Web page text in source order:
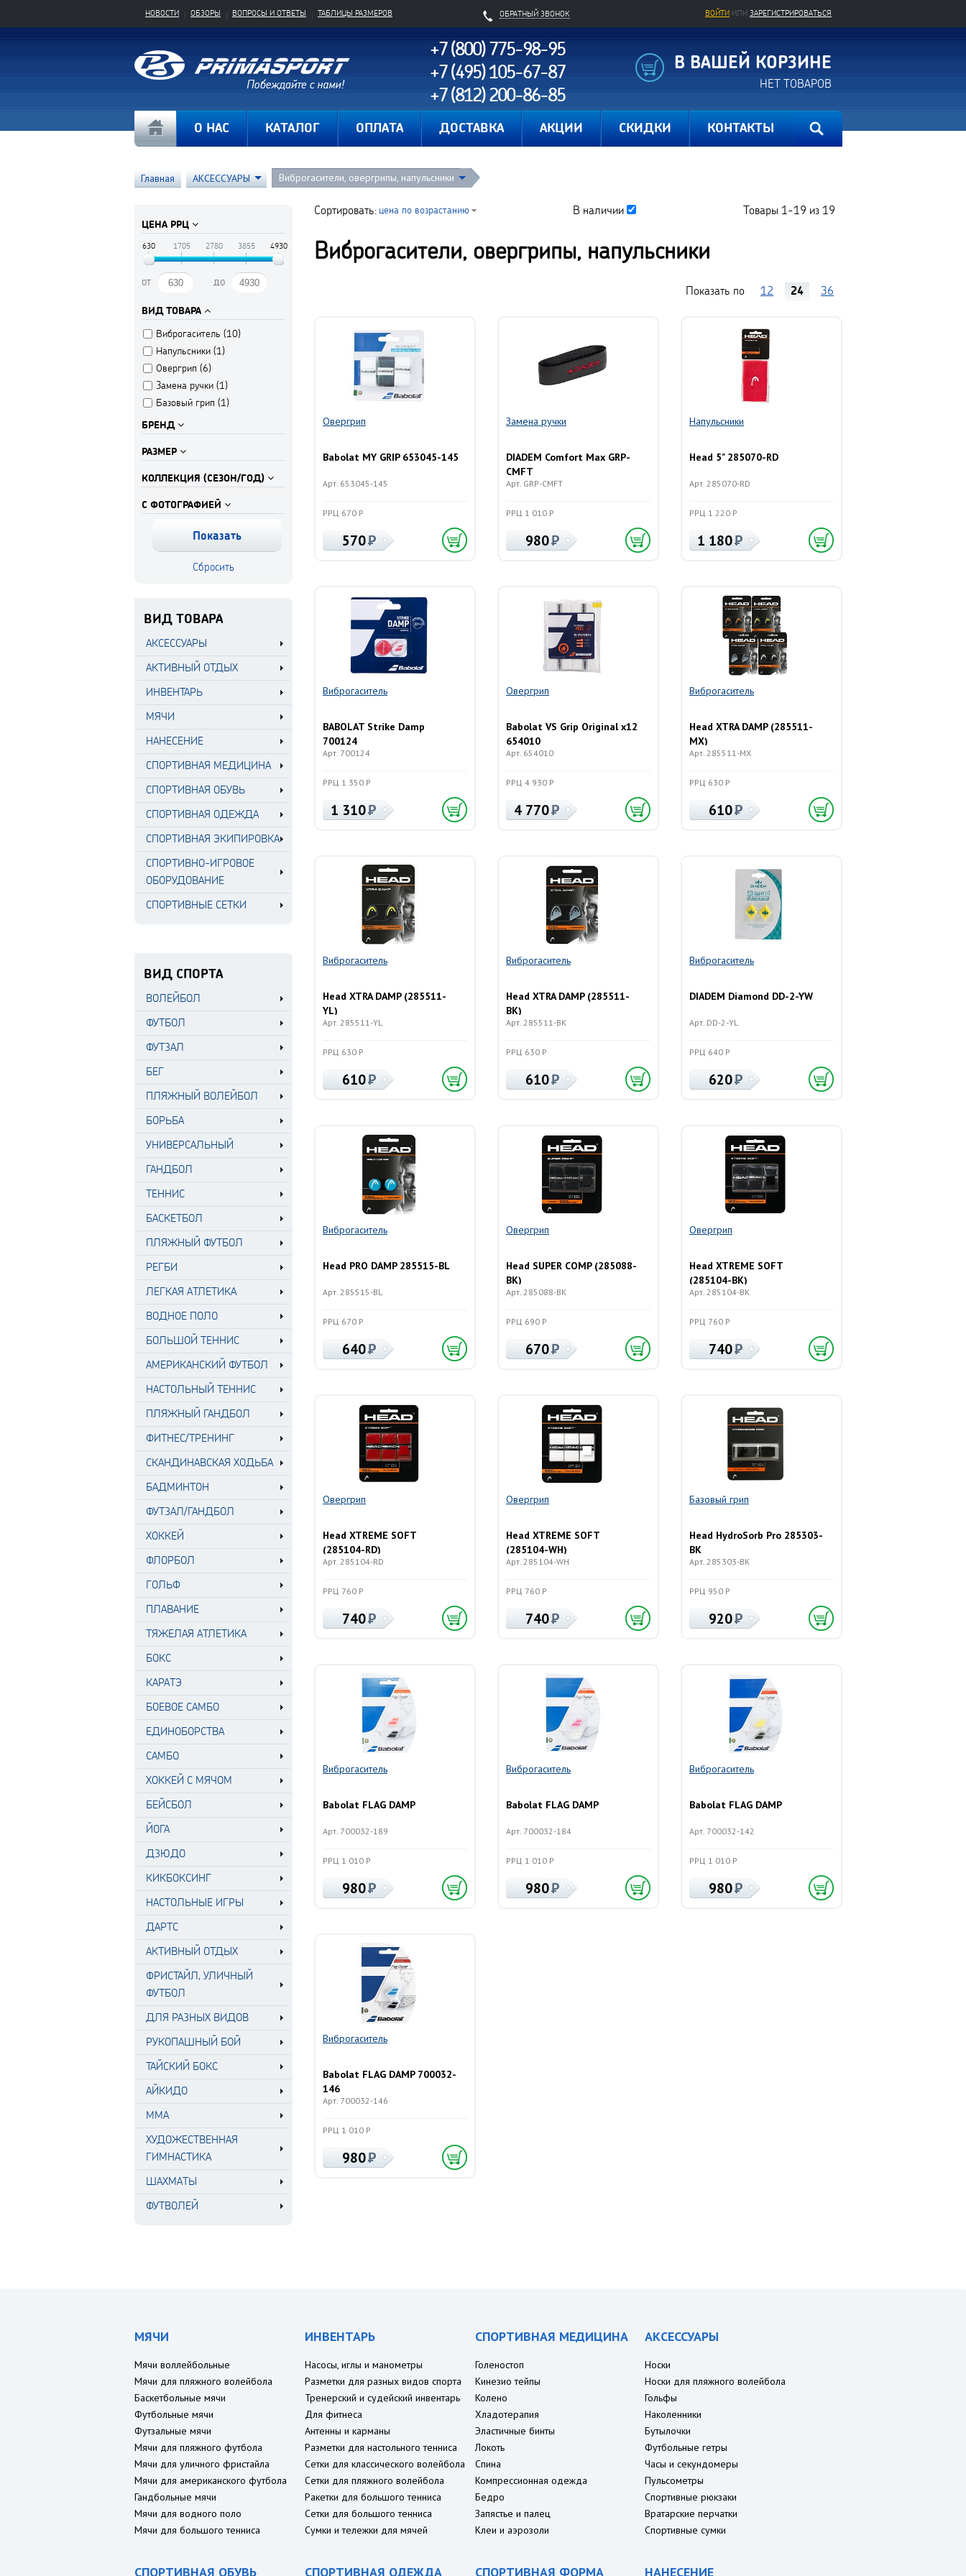
ОБРАТНЫЙ ЗВОНОК ВОЙТИ ИЛИ ЗАРЕГИСТРИРОВАТЬСЯ
НОВОСТИ ОБЗОРЫ ВОПРОСЫ И ОТВЕТЫ ТАБЛИЦЫ РАЗМЕРОВ
+7 (800) 775-98-95
+7 (495) 105-67-87
+7 (812) 200-86-85
В ВАШЕЙ КОРЗИНЕ
НЕТ ТОВАРОВ
О НАС КАТАЛОГ ОПЛАТА ДОСТАВКА АКЦИИ СКИДКИ КОНТАКТЫ
Главная АКСЕССУАРЫ Виброгасители, овергрипы, напульсники
ЦЕНА РРЦ
630 1705 2780 3855 4930
от до
ВИД ТОВАРА
Виброгаситель (10)
Напульсники (1)
Овергрип (6)
Замена ручки (1)
Базовый грип (1)
БРЕНД
РАЗМЕР
КОЛЛЕКЦИЯ (СЕЗОН/ГОД)
С ФОТОГРАФИЕЙ
ВИД ТОВАРА
АКСЕССУАРЫ
АКТИВНЫЙ ОТДЫХ
ИНВЕНТАРЬ
МЯЧИ
НАНЕСЕНИЕ
СПОРТИВНАЯ МЕДИЦИНА
СПОРТИВНАЯ ОБУВЬ
СПОРТИВНАЯ ОДЕЖДА
СПОРТИВНАЯ ЭКИПИРОВКА
СПОРТИВНО-ИГРОВОЕ
ОБОРУДОВАНИЕ
СПОРТИВНЫЕ СЕТКИ
ВИД СПОРТА
ВОЛЕЙБОЛ
ФУТБОЛ
ФУТЗАЛ
БЕГ
ПЛЯЖНЫЙ ВОЛЕЙБОЛ
БОРЬБА
УНИВЕРСАЛЬНЫЙ
ГАНДБОЛ
ТЕННИС
БАСКЕТБОЛ
ПЛЯЖНЫЙ ФУТБОЛ
РЕГБИ
ЛЕГКАЯ АТЛЕТИКА
ВОДНОЕ ПОЛО
БОЛЬШОЙ ТЕННИС
АМЕРИКАНСКИЙ ФУТБОЛ
НАСТОЛЬНЫЙ ТЕННИС
ПЛЯЖНЫЙ ГАНДБОЛ
ФИТНЕС/ТРЕНИНГ
СКАНДИНАВСКАЯ ХОДЬБА
БАДМИНТОН
ФУТЗАЛ/ГАНДБОЛ
ХОККЕЙ
ФЛОРБОЛ
ГОЛЬФ
ПЛАВАНИЕ
ТЯЖЕЛАЯ АТЛЕТИКА
БОКС
КАРАТЭ
БОЕВОЕ САМБО
ЕДИНОБОРСТВА
САМБО
ХОККЕЙ С МЯЧОМ
БЕЙСБОЛ
ЙОГА
ДЗЮДО
КИКБОКСИНГ
НАСТОЛЬНЫЕ ИГРЫ
ДАРТС
АКТИВНЫЙ ОТДЫХ
ФРИСТАЙЛ, УЛИЧНЫЙ
ФУТБОЛ
ДЛЯ РАЗНЫХ ВИДОВ
РУКОПАШНЫЙ БОЙ
ТАЙСКИЙ БОКС
АЙКИДО
MMA
ХУДОЖЕСТВЕННАЯ
ГИМНАСТИКА
ШАХМАТЫ
ФУТВОЛЕЙ
В наличии
Сортировать: цена по возрастанию Товары 1-19 из 19
Виброгасители, овергрипы, напульсники
Показать по 12 24 36
Овергрип
Babolat MY GRIP 653045-145
Арт. 653045-145
РРЦ 670 Р
570
Замена ручки
DIADEM Comfort Max GRP-
CMFT
Арт. GRP-CMFT
РРЦ 1 010 Р
980
Напульсники
Head 5" 285070-RD
Арт. 285070-RD
РРЦ 1 220 Р
1 180
Виброгаситель
BABOLAT Strike Damp
700124
Арт. 700124
РРЦ 1 350 Р
1 310
Овергрип
Babolat VS Grip Original x12
654010
Арт. 654010
РРЦ 4 930 Р
4 770
Виброгаситель
Head XTRA DAMP (285511-
MX)
Арт. 285511-MX
РРЦ 630 Р
610
Виброгаситель
Head XTRA DAMP (285511-
YL)
Арт. 285511-YL
РРЦ 630 Р
610
Виброгаситель
Head XTRA DAMP (285511-
BK)
Арт. 285511-BK
РРЦ 630 Р
610
Виброгаситель
DIADEM Diamond DD-2-YW
Арт. DD-2-YL
РРЦ 640 Р
620
Виброгаситель
Head PRO DAMP 285515-BL
Арт. 285515-BL
РРЦ 670 Р
640
Овергрип
Head SUPER COMP (285088-
BK)
Арт. 285088-BK
РРЦ 690 Р
670
Овергрип
Head XTREME SOFT
(285104-BK)
Арт. 285104-BK
РРЦ 760 Р
740
Овергрип
Head XTREME SOFT
(285104-RD)
Арт. 285104-RD
РРЦ 760 Р
740
Овергрип
Head XTREME SOFT
(285104-WH)
Арт. 285104-WH
РРЦ 760 Р
740
Базовый грип
Head HydroSorb Pro 285303-
BK
Арт. 285303-BK
РРЦ 950 Р
920
Виброгаситель
Babolat FLAG DAMP
Арт. 700032-189
РРЦ 1 010 Р
980
Виброгаситель
Babolat FLAG DAMP
Арт. 700032-184
РРЦ 1 010 Р
980
Виброгаситель
Babolat FLAG DAMP
Арт. 700032-142
РРЦ 1 010 Р
980
Виброгаситель
Babolat FLAG DAMP 700032-
146
Арт. 700032-146
РРЦ 1 010 Р
980
МЯЧИ
Мячи воллейбольные
Мячи для пляжного волейбола
Баскетбольные мячи
Футбольные мячи
Футзальные мячи
Мячи для пляжного футбола
Мячи для уличного фристайла
Мячи для американского футбола
Гандбольные мячи
Мячи для водного поло
Мячи для большого тенниса
ИНВЕНТАРЬ
Насосы, иглы и манометры
Разметки для разных видов спорта
Тренерский и судейский инвентарь
Для фитнеса
Антенны и карманы
Разметки для настольного тенниса
Сетки для классического волейбола
Сетки для пляжного волейбола
Ракетки для большого тенниса
Сетки для большого тенниса
Сумки и тележки для мячей
СПОРТИВНАЯ МЕДИЦИНА
Голеностоп
Кинезио тейпы
Колено
Хладотерапия
Эластичные бинты
Локоть
Спина
Компрессионная одежда
Бедро
Запястье и палец
Клеи и аэрозоли
АКСЕССУАРЫ
Носки
Носки для пляжного волейбола
Гольфы
Наколенники
Бутылочки
Футбольные гетры
Часы и секундомеры
Пульсометры
Спортивные рюкзаки
Вратарские перчатки
Спортивные сумки
СПОРТИВНАЯ ОБУВЬ СПОРТИВНАЯ ОДЕЖДА СПОРТИВНАЯ ФОРМА НАНЕСЕНИЕ